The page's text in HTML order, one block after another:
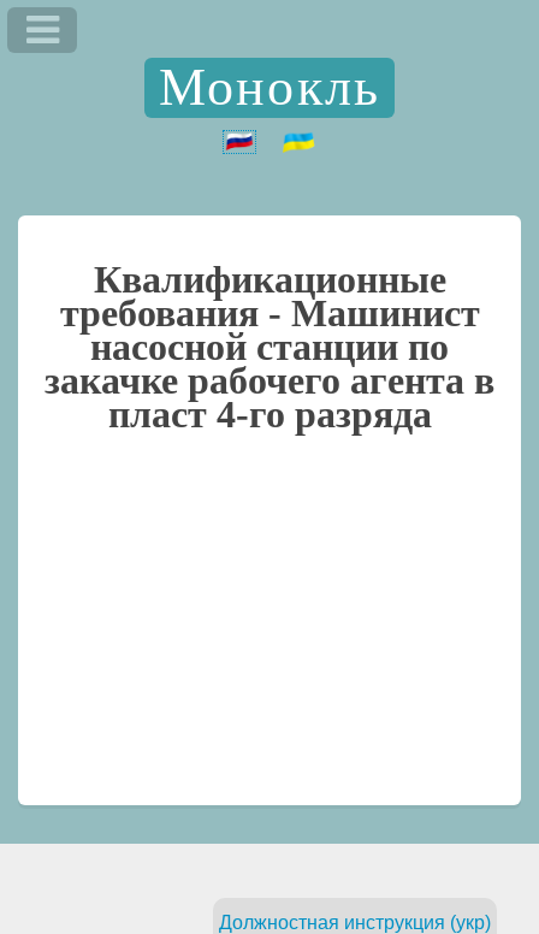
Монокль
Квалификационные
требования - Машинист
насосной станции по
закачке рабочего агента в
пласт 4-го разряда
Должностная инструкция (укр)